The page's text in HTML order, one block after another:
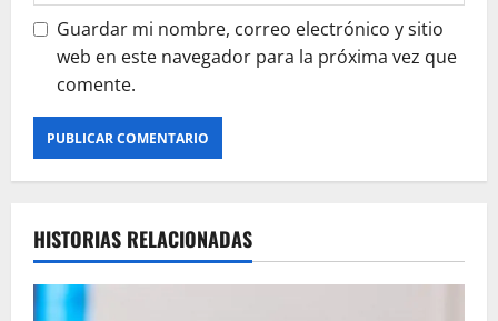
Guardar mi nombre, correo electrónico y sitio
web en este navegador para la próxima vez que
comente.
HISTORIAS RELACIONADAS